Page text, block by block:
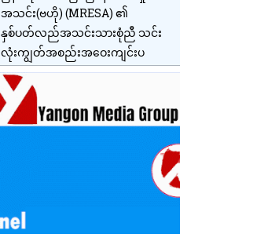
အသင်း(ဗဟို) (MRESA) ၏
နှစ်ပတ်လည်အသင်းသားစုံညီ သင်း
လုံးကျွတ်အစည်းအဝေးကျင်းပ